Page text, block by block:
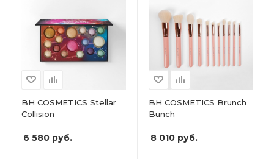
BH COSMETICS Stellar
Collision
6 580 руб.
BH COSMETICS Brunch
Bunch
8 010руб.